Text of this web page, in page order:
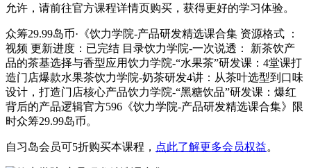
允许，请前往官方课程详情页购买，获得更好的学习体验。
众筹29.99岛币·《饮力学院-产品研发精选课合集 资源格式 ：
视频 更新进度：已完结 目录饮力学院-一次说透： 新茶饮产
品的茶基选择与香型应用饮力学院-“水果茶”研发课：4堂课打
造门店爆款水果茶饮力学院-奶茶研发4讲：从茶叶选型到口味
设计，打造门店核心产品饮力学院-“黑糖饮品”研发课：爆红
背后的产品逻辑官方596《饮力学院-产品研发精选课合集》限
时众筹29.99岛币。
自习岛会员可5折购买本课程， 点此了解更多会员权益。